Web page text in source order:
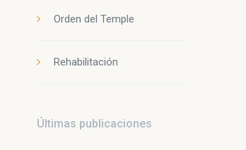
Orden del Temple
Rehabilitación
Últimas publicaciones